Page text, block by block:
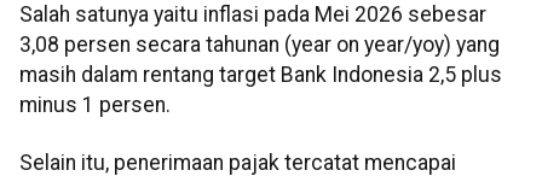
Salah satunya yaitu inflasi pada Mei 2026 sebesar
3,08 persen secara tahunan (year on year/yoy) yang
masih dalam rentang target Bank Indonesia 2,5 plus
minus 1 persen.
Selain itu, penerimaan pajak tercatat mencapai